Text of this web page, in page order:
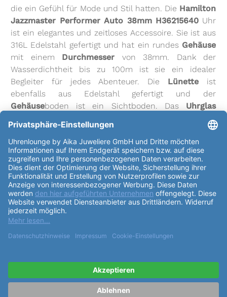
die ein Gefühl für Mode und Stil hatten. Die Hamilton
Jazzmaster Performer Auto 38mm H36215640 Uhr
ist ein elegantes und zeitloses Accessoire. Sie ist aus
316L Edelstahl gefertigt und hat ein rundes Gehäuse
mit einem Durchmesser von 38mm. Dank der
Wasserdichtheit bis zu 100m ist sie ein idealer
Begleiter für jedes Abenteuer. Die Lünette ist
ebenfalls aus Edelstahl gefertigt und der
Gehäuseboden ist ein Sichtboden. Das Uhrglas
besteht aus Saphirglas, was ihr ein glänzendes und
luxuriöses Finish verleiht. Das Uhrwerk ist ein
Automatikaufzug mit einer Gangreserve von bis zu 80
Stunden. Es ist mit dem H-10Kaliberausgestattet,
das auf einer Nivachron-Spirale basiert und 21600
Halbschwingungen pro Stunde erzeugt. Das
Zifferblattist in einem eleganten mitternachtsblau
mit Sonnenschliff gehalten und hat Indexe als
Anzeige. DasArmband
Edelstahl. Der Bandanstoß amGehäuse
Zentralsekunde, Leuchtzeiger und Leuchtindizes. Die
Hamilton Jazzmaster Performer Auto 38mm
Uhr ist ein zeitloses und luxuriöses